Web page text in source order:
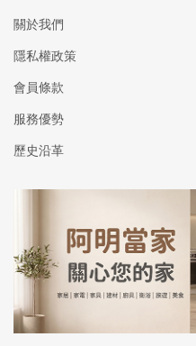
關於我們
隱私權政策
會員條款
服務優勢
歷史沿革